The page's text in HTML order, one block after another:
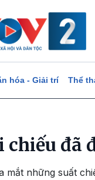
hóa - Giải trí Thể
đã
mắt những suất